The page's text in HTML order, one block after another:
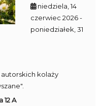
niedziela, 14
czerwiec 2026-
poniedziałek, 31
autorskich kolaży
12 A